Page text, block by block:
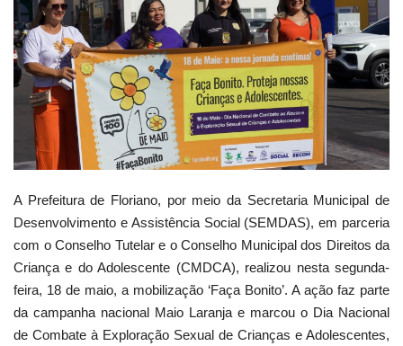
Vídeos
Webmail
Contato
A Prefeitura de Floriano, por meio da Secretaria Municipal de
Desenvolvimento e Assistência Social (SEMDAS), em parceria
com o Conselho Tutelar e o Conselho Municipal dos Direitos da
Criança e do Adolescente (CMDCA), realizou nesta segunda-
feira, 18 de maio, a mobilização ‘Faça Bonito’. A ação faz parte
da campanha nacional Maio Laranja e marcou o Dia Nacional
de Combate à Exploração Sexual de Crianças e Adolescentes,